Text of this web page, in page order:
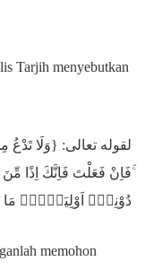
Tarjih menyebutkan
ۚفَاِنْ فَعَلْتَ فَاِنَّكَ اِذًا مِّنَ
دُوْنِهٖٓ اَوْلِيَاۤءَۘ مَا
memohon